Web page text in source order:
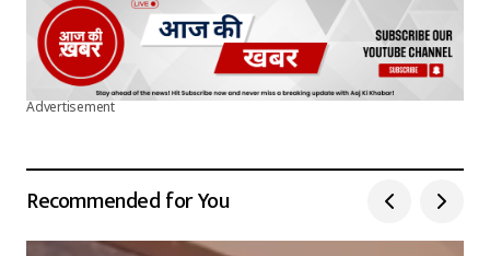
Advertisement
Recommended for You